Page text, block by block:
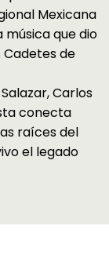
Mexicana
que dio
de
Carlos
conecta
raíces del
el legado